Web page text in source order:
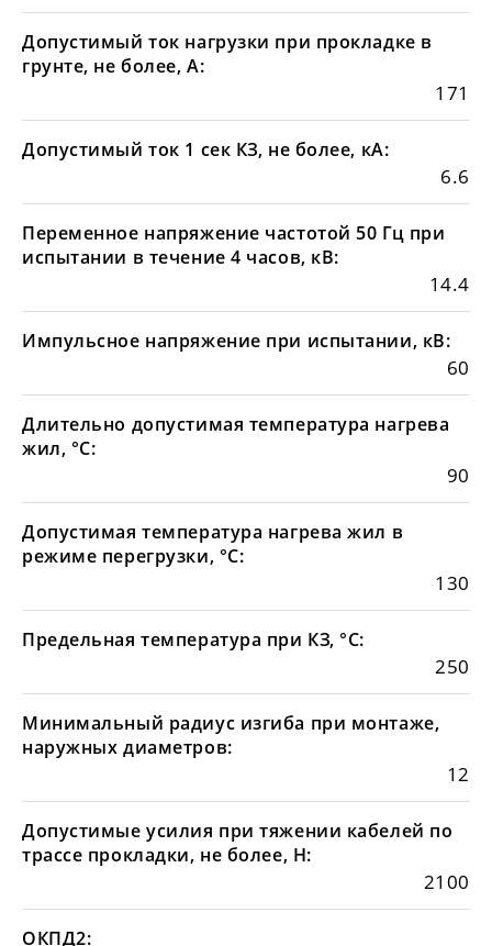
Допустимый ток нагрузки при прокладке в
грунте, не более, А:
171
Допустимый ток 1 сек КЗ, не более, кА:
6.6
Переменное напряжение частотой 50 Гц при
испытании в течение 4 часов, кВ:
14.4
Импульсное напряжение при испытании, кВ:
60
Длительно допустимая температура нагрева
жил, °С:
90
Допустимая температура нагрева жил в
режиме перегрузки, °С:
130
Предельная температура при КЗ, °С:
250
Минимальный радиус изгиба при монтаже,
наружных диаметров:
12
Допустимые усилия при тяжении кабелей по
трассе прокладки, не более, Н:
2100
ОКПД2: